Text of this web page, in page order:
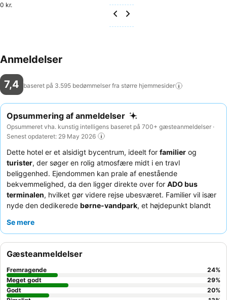
0 kr.
Anmeldelser
7,4 baseret på 3.595 bedømmelser fra større hjemmesider
Opsummering af anmeldelser
Opsummeret vha. kunstig intelligens baseret på 700+ gæsteanmeldelser ·
Senest opdateret: 29 May 2026
Dette hotel er et alsidigt bycentrum, ideelt for familier og
turister, der søger en rolig atmosfære midt i en travl
beliggenhed. Ejendommen kan prale af enestående
bekvemmelighed, da den ligger direkte over for ADO bus
terminalen, hvilket gør videre rejse ubesværet. Familier vil især
nyde den dedikerede børne-vandpark, et højdepunkt blandt
venlige og hjælpsomme personale
Se mere
Gæsteanmeldelser
Fremragende 24%
Meget godt
29%
Godt
20%